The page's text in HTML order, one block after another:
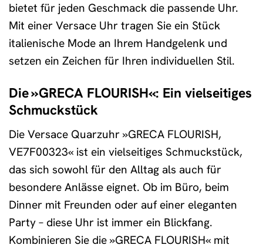
bietet für jeden Geschmack die passende Uhr.
Mit einer Versace Uhr tragen Sie ein Stück
italienische Mode an Ihrem Handgelenk und
setzen ein Zeichen für Ihren individuellen Stil.
Die »GRECA FLOURISH«: Ein vielseitiges
Schmuckstück
Die Versace Quarzuhr »GRECA FLOURISH,
VE7F00323« ist ein vielseitiges Schmuckstück,
das sich sowohl für den Alltag als auch für
besondere Anlässe eignet. Ob im Büro, beim
Dinner mit Freunden oder auf einer eleganten
Party – diese Uhr ist immer ein Blickfang.
Kombinieren Sie die »GRECA FLOURISH« mit